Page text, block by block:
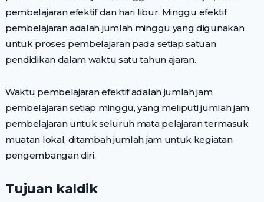
pembelajaran efektif dan hari libur. Minggu efektif
pembelajaran adalah jumlah minggu yang digunakan
untuk proses pembelajaran pada setiap satuan
pendidikan dalam waktu satu tahun ajaran.
Waktu pembelajaran efektif adalah jumlah jam
pembelajaran setiap minggu, yang meliputi jumlah jam
pembelajaran untuk seluruh mata pelajaran termasuk
muatan lokal, ditambah jumlah jam untuk kegiatan
pengembangan diri.
Tujuan kaldik